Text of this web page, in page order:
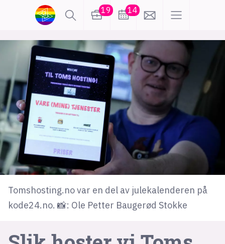
19 14
Tomshosting.no var en del av julekalenderen på
kode24.no. 📸: Ole Petter Baugerød Stokke
lønn
karriere
meninger
utdanning sikkerhet
kontor
frontend
backend
apputvikling
devops
IoT
design
tilgjengelighet
ukas koder
inn/ut